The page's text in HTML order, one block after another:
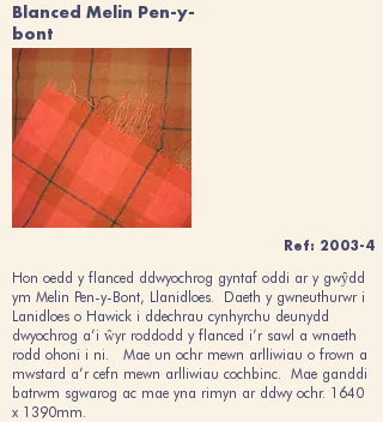
Blanced Melin Pen-y-
bont
Ref: 2003-4
Hon oedd y flanced ddwyochrog gyntaf oddi ar y gwŷdd
ym Melin Pen-y-Bont, Llanidloes. Daeth y gwneuthurwr i
Lanidloes o Hawick i ddechrau cynhyrchu deunydd
dwyochrog a’i ŵyr roddodd y flanced i’r sawl a wnaeth
rodd ohoni i ni. Mae un ochr mewn arlliwiau o frown a
mwstard a’r cefn mewn arlliwiau cochbinc. Mae ganddi
batrwm sgwarog ac mae yna rimyn ar ddwy ochr. 1640
x 1390mm.